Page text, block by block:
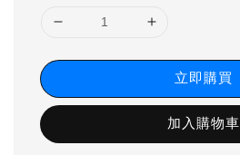
立即購買
加入購物車